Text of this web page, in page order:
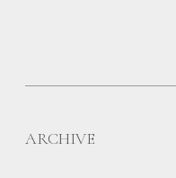
ARCHIVE